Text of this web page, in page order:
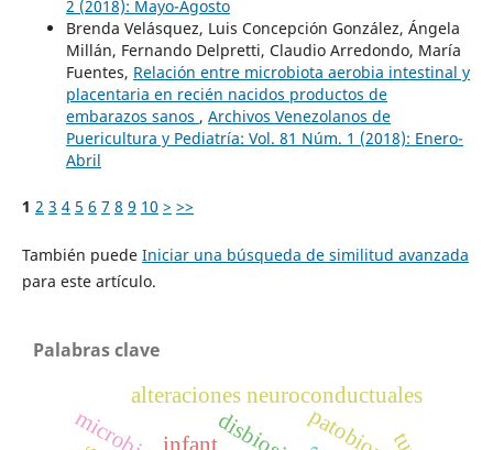
2 (2018): Mayo-Agosto
Brenda Velásquez, Luis Concepción González, Ángela
Millán, Fernando Delpretti, Claudio Arredondo, María
Fuentes, Relación entre microbiota aerobia intestinal y
placentaria en recién nacidos productos de
embarazos sanos , Archivos Venezolanos de
Puericultura y Pediatría: Vol. 81 Núm. 1 (2018): Enero-
Abril
1 2 3 4 5 6 7 8 9 10 > >>
También puede Iniciar una búsqueda de similitud avanzada
para este artículo.
Palabras clave
alteraciones neuroconductuales